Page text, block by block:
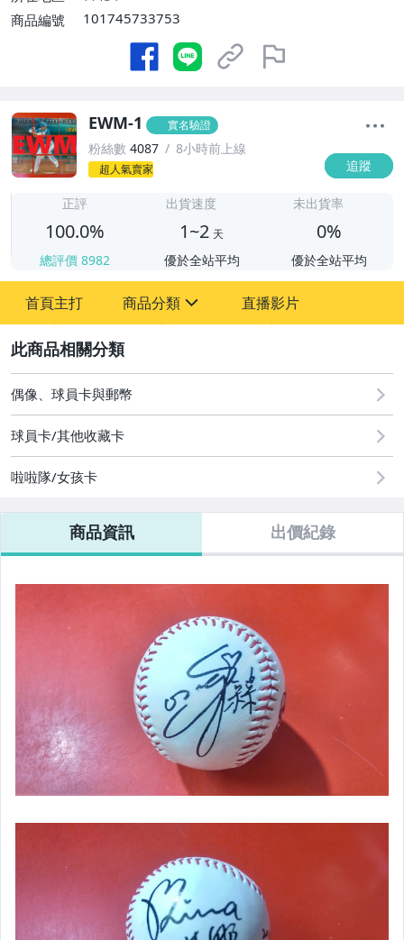
商品編號
101745733753
EWM-1 實名驗證
粉絲數 4087 8小時前上線
超人氣賣家 追蹤
正評
100.0%
總評價 8982
出貨速度
1~2 天
優於全站平均
未出貨率
0%
優於全站平均
首頁主打 商品分類
成人專區
偶像、球員卡與郵幣
直播影片
偶像、球員卡與郵幣
球員卡/其他收藏卡
啦啦隊/女孩卡
商品資訊 出價紀錄